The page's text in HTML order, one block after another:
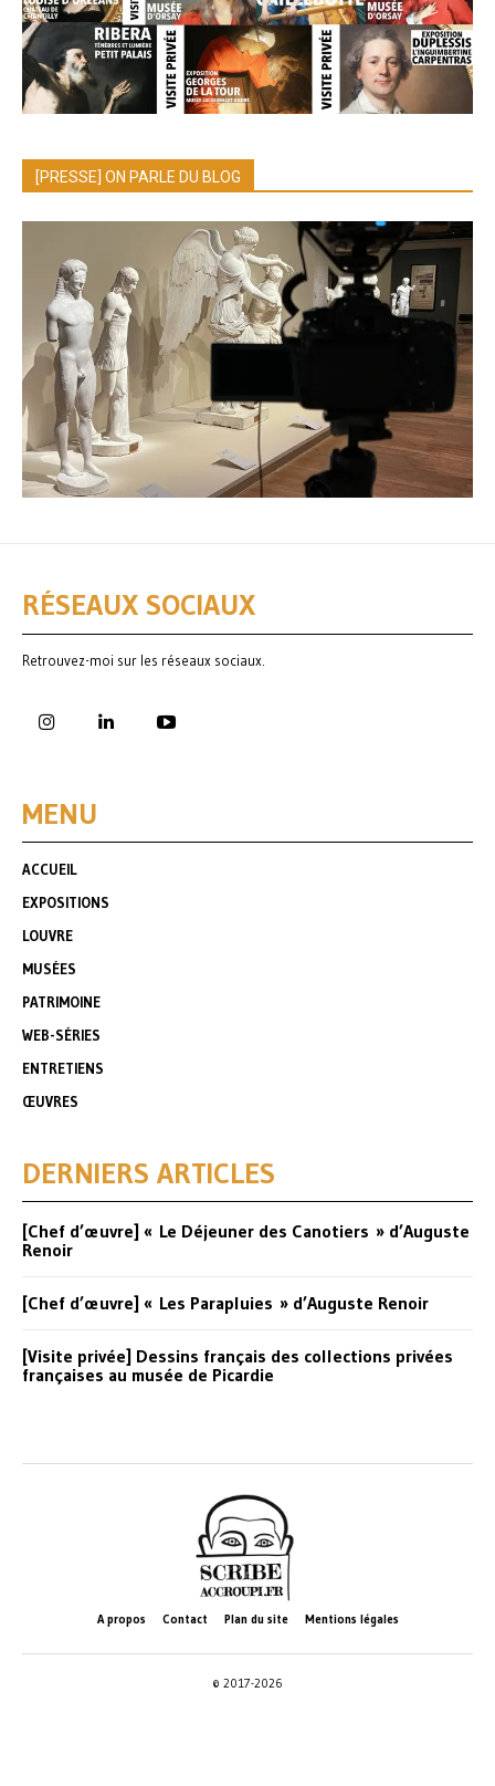
[PRESSE] ON PARLE DU BLOG
RÉSEAUX SOCIAUX
Retrouvez-moi sur les réseaux sociaux.
MENU
ACCUEIL
EXPOSITIONS
LOUVRE
MUSÉES
PATRIMOINE
WEB-SÉRIES
ENTRETIENS
ŒUVRES
DERNIERS ARTICLES
[Chef d’œuvre] « Le Déjeuner des Canotiers » d’Auguste
Renoir
[Chef d’œuvre] « Les Parapluies » d’Auguste Renoir
[Visite privée] Dessins français des collections privées
françaises au musée de Picardie
A propos Contact Plan du site Mentions légales
© 2017-2026